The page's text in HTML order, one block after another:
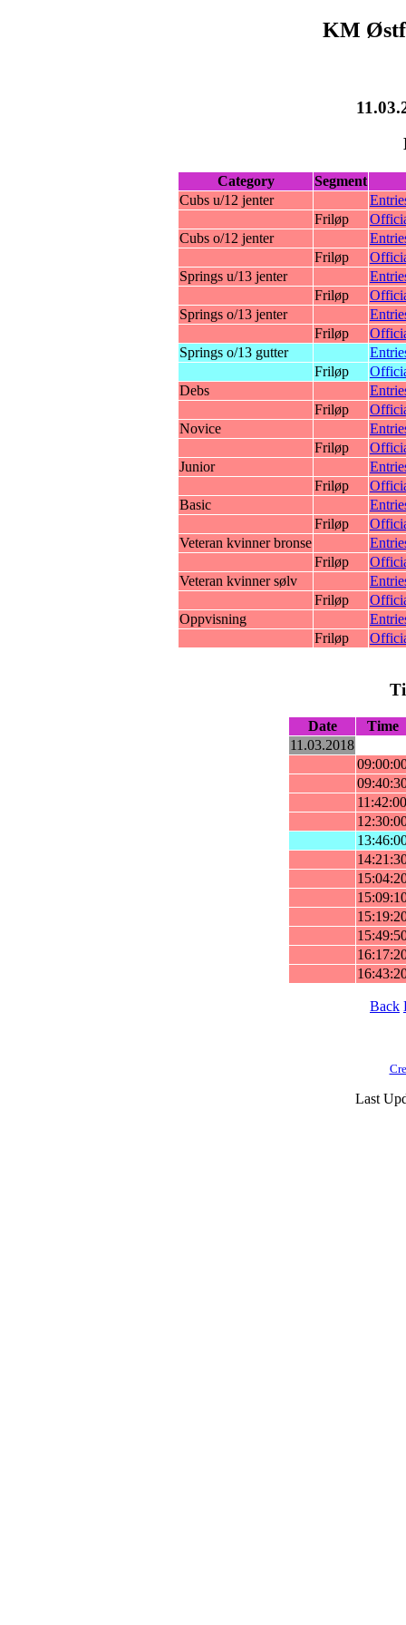
KM
Category
Segment
Cubs u/12 jenter
Friløp
Cubs o/12 jenter
Friløp
Springs u/13 jenter
Friløp
Springs o/13 jenter
Friløp
Springs o/13 gutter
Friløp
Debs
Friløp
Novice
Friløp
Junior
Friløp
Basic
Friløp
Veteran kvinner bronse
Friløp
Veteran kvinner sølv
Friløp
Oppvisning
Friløp
Date
Time
11.03.2018
11:42:00
Back
Last